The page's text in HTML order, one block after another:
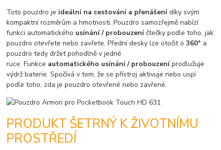
Toto pouzdro je ideální na cestování a přenášenídíky svým
kompaktní rozměrům a hmotnosti. Pouzdro samozřejmě nabízí
funkci automatického usínání / probouzeníčtečky podle toho, jak
pouzdro otevřete nebo zavřete. Přední desky lze otočit o360° a
pouzdro tedy držet pohodlně v jedné
ruce. Funkce automatického usínání / probouzeníprodlužuje
výdrž baterie. Spočívá v tom, že se přístroj aktivuje nebo uspí
podle toho, zda je pouzdro otevřené nebo zavřené.
PRODUKT ŠETRNÝ K ŽIVOTNÍMU
PROSTŘEDÍ